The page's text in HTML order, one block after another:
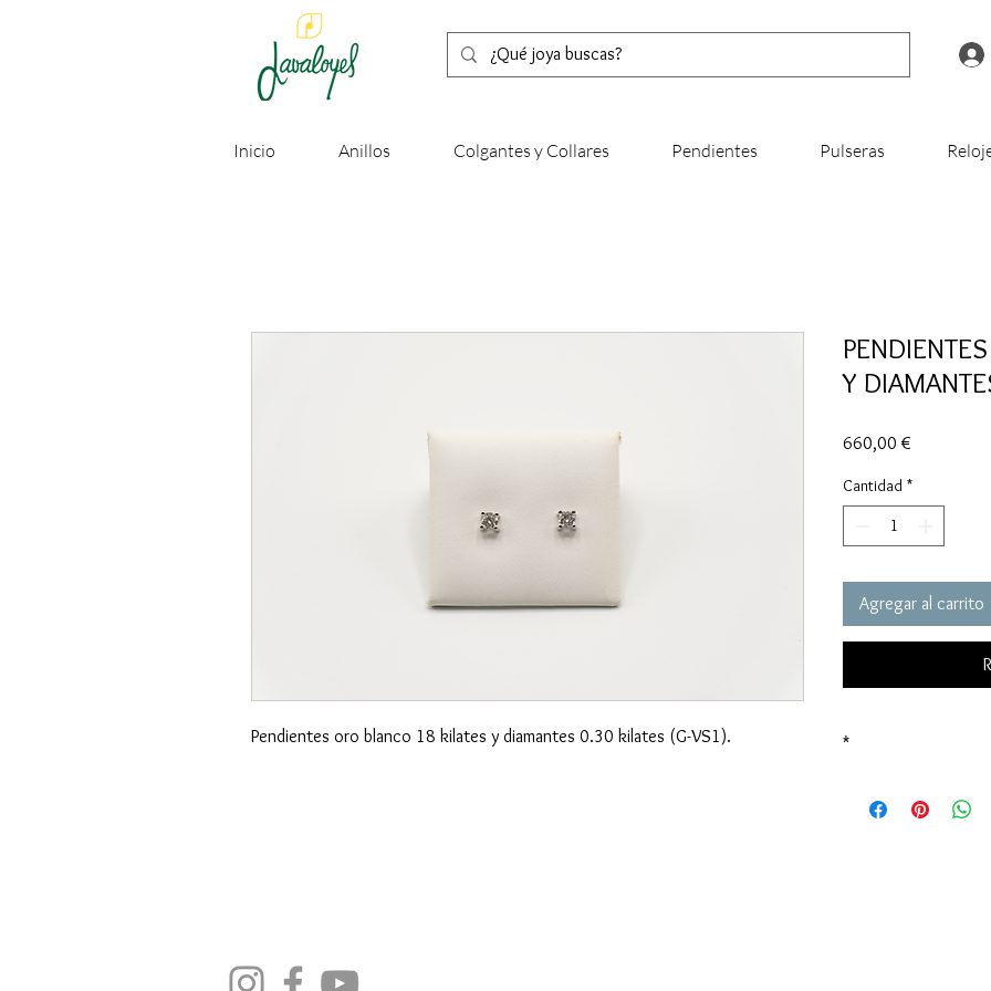
Inicio Anillos Colgantes y Collares Pendientes Pulseras
Pendientes oro blanco 18 kilates y diamantes 0.30 kilates (G-VS1).
Y
660,00 €
Cantidad *
Agregar al carrito
*